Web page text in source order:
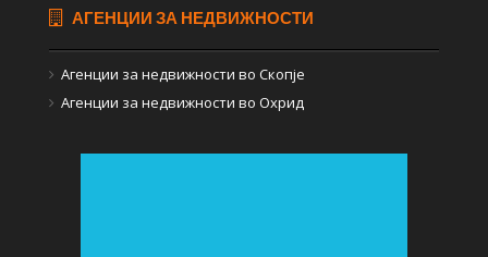
АГЕНЦИИ ЗА НЕДВИЖНОСТИ
Агенции за недвижности во Скопје
Агенции за недвижности во Охрид